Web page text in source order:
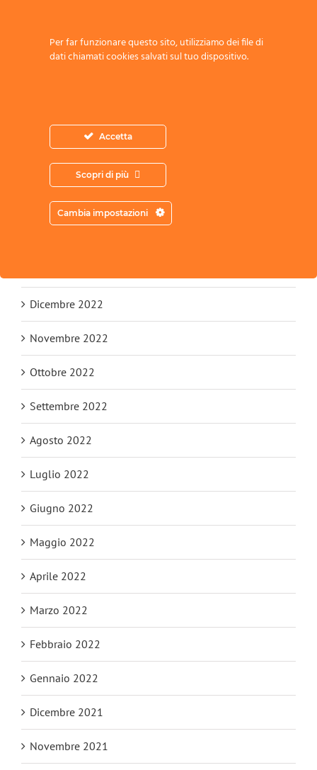
Maggio 2023
Aprile 2023
Marzo 2023
Dicembre 2022
Novembre 2022
Ottobre 2022
Settembre 2022
Agosto 2022
Luglio 2022
Giugno 2022
Maggio 2022
Aprile 2022
Marzo 2022
Febbraio 2022
Gennaio 2022
Dicembre 2021
Novembre 2021
Per far funzionare questo sito, utilizziamo dei file di
dati chiamati cookies salvati sul tuo dispositivo.
Accetta
Scopri di più
Cambia impostazioni